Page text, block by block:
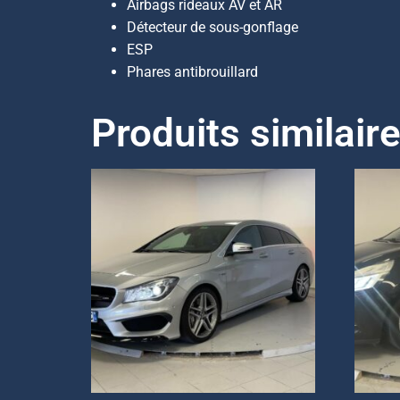
Airbags rideaux AV et AR
Détecteur de sous-gonflage
ESP
Phares antibrouillard
Produits